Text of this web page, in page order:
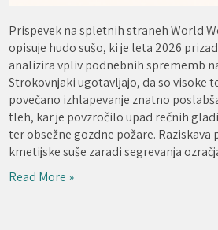
Prispevek na spletnih straneh World
opisuje hudo sušo, ki je leta 2026
analizira vpliv podnebnih sprememb
Strokovnjaki ugotavljajo, da so visoke
povečano izhlapevanje znatno
tleh, kar je povzročilo upad rečnih
ter obsežne gozdne požare. Raziskava
kmetijske suše zaradi segrevanja
Read More »